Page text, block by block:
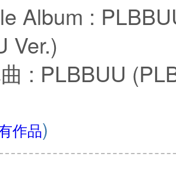
Album :
Ver.)
: PLBBUU
作品)